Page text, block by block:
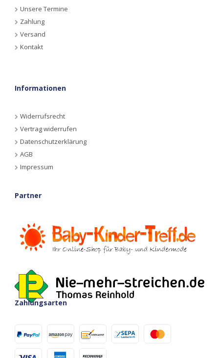
Unsere Termine
Zahlung
Versand
Kontakt
Informationen
Widerrufsrecht
Vertrag widerrufen
Datenschutzerklärung
AGB
Impressum
Partner
Zahlungsarten